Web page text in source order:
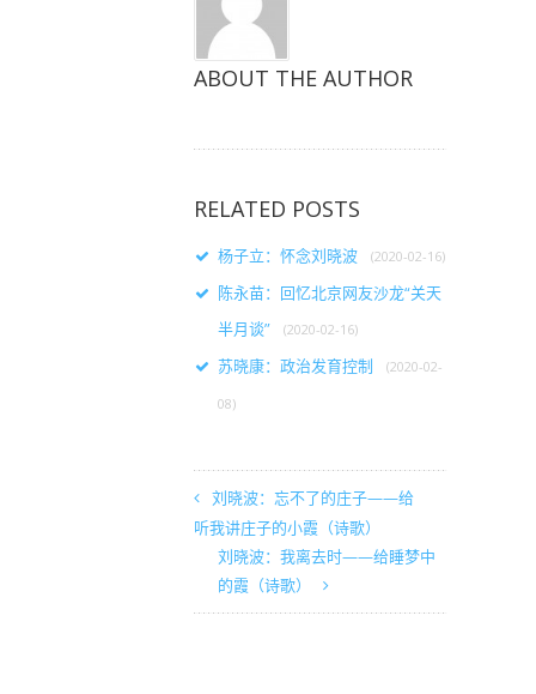
ABOUT THE AUTHOR
RELATED POSTS
杨子立：怀念刘晓波 (2020-02-16)
陈永苗：回忆北京网友沙龙“关天
半月谈”
(2020-02-16)
苏晓康：政治发育控制 (2020-02-
08)
刘晓波：忘不了的庄子——给
听我讲庄子的小霞（诗歌）
刘晓波：我离去时——给睡梦中
的霞（诗歌）